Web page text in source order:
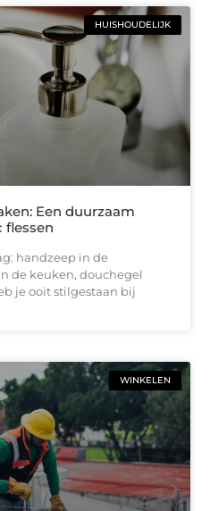
HUISHOUDELIJK
Een duurzaam
flessen
handzeep in de
de keuken, douchegel
je ooit stilgestaan bij
WINKELEN